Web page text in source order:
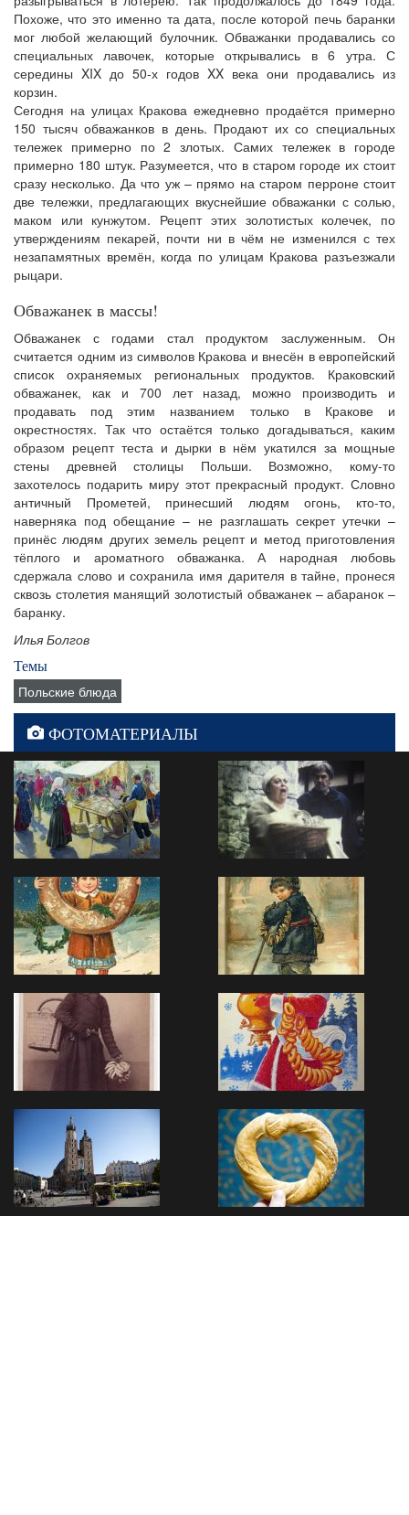
Похоже, что это именно та дата, после которой печь баранки
мог любой желающий булочник. Обважанки продавались со
специальных лавочек, которые открывались в 6 утра. С
середины XIX до 50-х годов XX века они продавались из
корзин.
Сегодня на улицах Кракова ежедневно продаётся примерно
150 тысяч обважанков в день. Продают их со специальных
тележек примерно по 2 злотых. Самих тележек в городе
примерно 180 штук. Разумеется, что в старом городе их стоит
сразу несколько. Да что уж – прямо на старом перроне стоит
две тележки, предлагающих вкуснейшие обважанки с солью,
маком или кунжутом. Рецепт этих золотистых колечек, по
утверждениям пекарей, почти ни в чём не изменился с тех
незапамятных времён, когда по улицам Кракова разъезжали
рыцари.
Обважанек в массы!
Обважанек с годами стал продуктом заслуженным. Он
считается одним из символов Кракова и внесён в европейский
список охраняемых региональных продуктов. Краковский
обважанек, как и 700 лет назад, можно производить и
продавать под этим названием только в Кракове и
окрестностях. Так что остаётся только догадываться, каким
образом рецепт теста и дырки в нём укатился за мощные
стены древней столицы Польши. Возможно, кому-то
захотелось подарить миру этот прекрасный продукт. Словно
античный Прометей, принесший людям огонь, кто-то,
наверняка под обещание – не разглашать секрет утечки –
принёс людям других земель рецепт и метод приготовления
тёплого и ароматного обважанка. А народная любовь
сдержала слово и сохранила имя дарителя в тайне, пронеся
сквозь столетия манящий золотистый обважанек – абаранок –
баранку.
Илья Болгов
Темы
Польские блюда
ФОТОМАТЕРИАЛЫ